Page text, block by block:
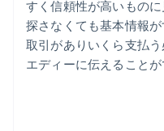
すく信頼性が高いものに
探さなくても基本情報
取引がありいくら支払
エディーに伝えることが